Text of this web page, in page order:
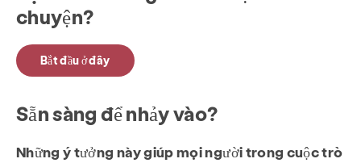
chuyện?
Bắt đầu ở đây
Sẵn sàng để nhảy vào?
Những ý tưởng này giúp mọi người trong cuộc trò